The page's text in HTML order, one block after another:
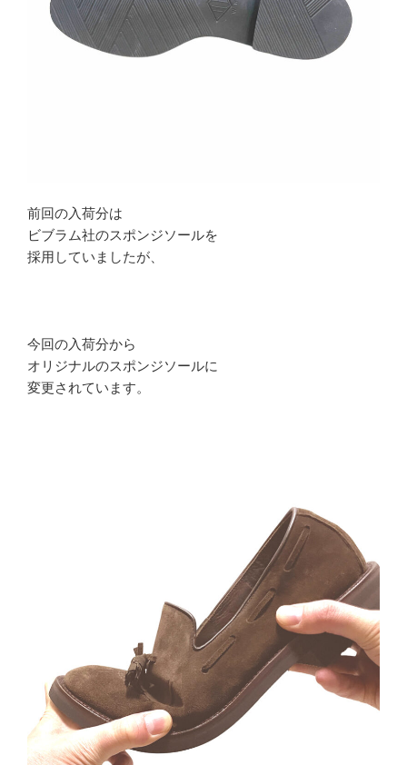
前回の入荷分は
ビブラム社のスポンジソールを
採用していましたが、
今回の入荷分から
オリジナルのスポンジソールに
変更されています。